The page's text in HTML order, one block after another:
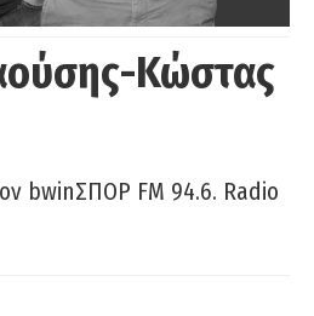
Κώστας
bwinΣΠΟΡ FM 94.6. Radio